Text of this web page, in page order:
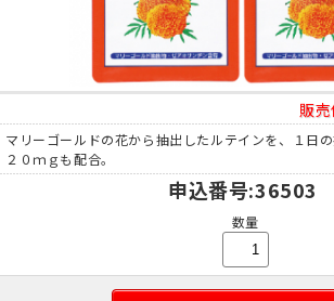
販売
マリーゴールドの花から抽出したルテインを、１日
２０ｍｇも配合。
申込番号:36503
数量